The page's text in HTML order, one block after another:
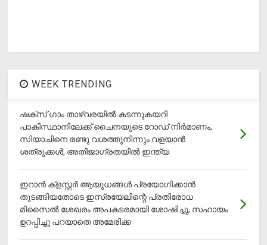
WEEK TRENDING
ഷക്സ് ​ഗാം താഴ്‌വരയിൽ കടന്നുകയറി
പാകിസ്ഥാനിലേക്ക് ചൈനയുടെ റോഡ് നിർമാണം,
സിയാചിനെ രണ്ടു വശത്തുനിന്നും വളയാൻ
ശത്രുക്കൾ, അതിജാ​ഗ്രതയിൽ ഇന്ത്യ
ഇറാന്‍ ക്‌ളസ്റ്റര്‍ ആയുധങ്ങള്‍ പ്രയോഗിക്കാന്‍
തുടങ്ങിയതോടെ ഇസ്രയേലിന്റെ പ്രതിരോധ
മിസൈല്‍ ശേഖരം അപകടരമായി ശോഷിച്ചു, സഹായം
ഉറപ്പിച്ചു പറയാതെ അമേരിക്ക